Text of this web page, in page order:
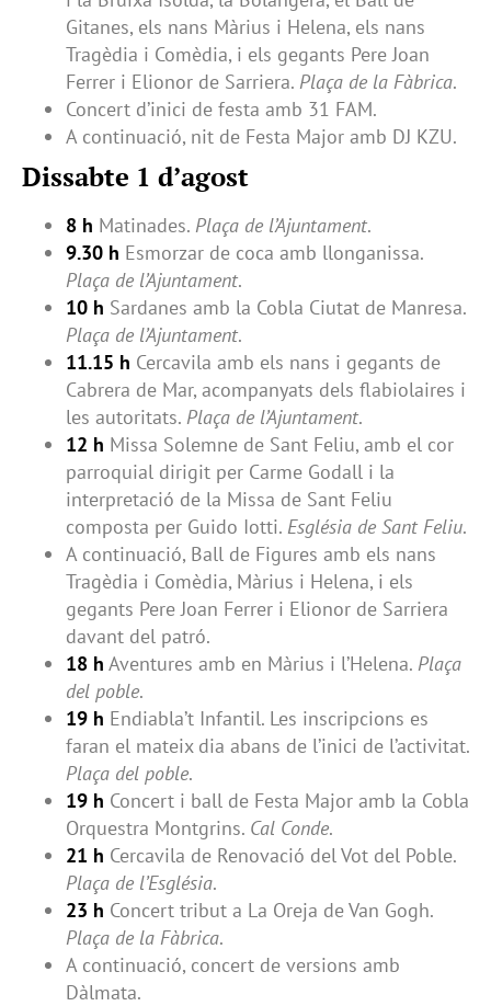
Gitanes, els nans Màrius i Helena, els nans
Tragèdia i Comèdia, i els gegants Pere Joan
Ferrer i Elionor de Sarriera. Plaça de la Fàbrica.
Concert d’inici de festa amb 31 FAM.
A continuació, nit de Festa Major amb DJ KZU.
Dissabte 1 d’agost
8 h Matinades. Plaça de l’Ajuntament.
9.30 h Esmorzar de coca amb llonganissa.
Plaça de l’Ajuntament.
10 h Sardanes amb la Cobla Ciutat de Manresa.
Plaça de l’Ajuntament.
11.15 h Cercavila amb els nans i gegants de
Cabrera de Mar, acompanyats dels flabiolaires i
les autoritats. Plaça de l’Ajuntament.
12 h Missa Solemne de Sant Feliu, amb el cor
parroquial dirigit per Carme Godall i la
interpretació de la Missa de Sant Feliu
composta per Guido Iotti. Església de Sant Feliu.
A continuació, Ball de Figures amb els nans
Tragèdia i Comèdia, Màrius i Helena, i els
gegants Pere Joan Ferrer i Elionor de Sarriera
davant del patró.
18 h Aventures amb en Màrius i l’Helena. Plaça
del poble.
19 h Endiabla’t Infantil. Les inscripcions es
faran el mateix dia abans de l’inici de l’activitat.
Plaça del poble.
19 h Concert i ball de Festa Major amb la Cobla
Orquestra Montgrins. Cal Conde.
21 h Cercavila de Renovació del Vot del Poble.
Plaça de l’Església.
23 h Concert tribut a La Oreja de Van Gogh.
Plaça de la Fàbrica.
A continuació, concert de versions amb
Dàlmata.